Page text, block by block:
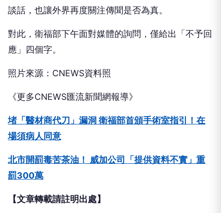
談話，也讓外界再度關注傳聞是否為真。
對此，衛福部下午面對媒體的詢問，僅給出「不予回
應」四個字。
照片來源：CNEWS資料照
《更多CNEWS匯流新聞網報導》
堵「醫材商代刀」漏洞 衛福部首頒手術室指引！在
場須病人同意
北市開罰毒苦茶油！ 威加公司「提供資料不實」重
罰300萬
【文章轉載請註明出處】